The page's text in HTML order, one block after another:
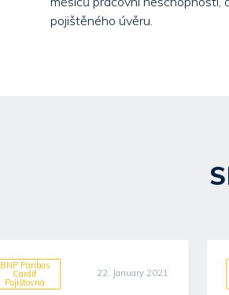
pojištěného úvěru.
BNP Paribas
Cardif
Pojišťovna
22. January 2021